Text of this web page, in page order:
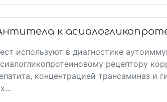
к
используют в диагностике
рецептору
концентрацией трансаминаз и